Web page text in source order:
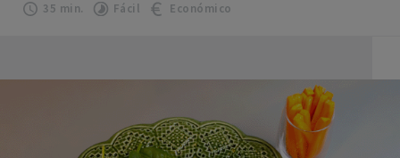
35 min. Fácil Económico